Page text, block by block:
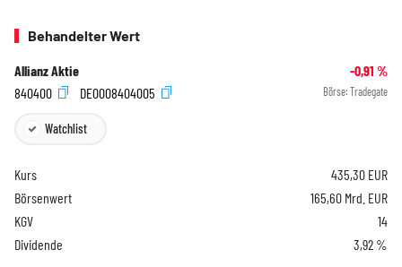
Behandelter Wert
Allianz Aktie -0,91 %
840400
DE0008404005 Börse: Tradegate
Watchlist
Kurs 435,30 EUR
Börsenwert
165,60 Mrd. EUR
KGV
14
Dividende
3,92 %